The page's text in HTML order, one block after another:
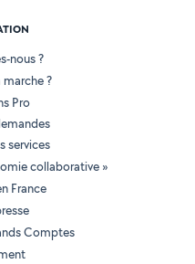
nous ?
?
Pro
services
collaborative »
France
Comptes